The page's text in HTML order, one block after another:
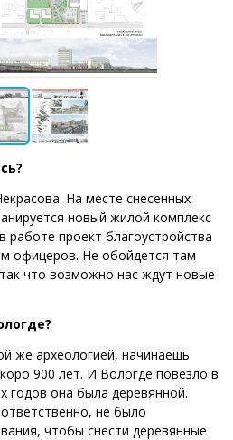
На месте снесенных
новый жилой комплекс
работе проект благоустройства
офицеров. Не обойдется там
что возможно нас ждут новые
же археологией, начинаешь
900 лет. И Вологде повезло в
годов она была деревянной.
не было
чтобы снести деревянные